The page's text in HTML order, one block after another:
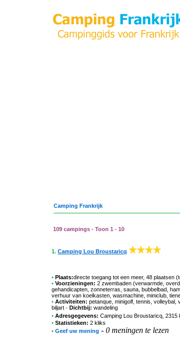
Camping Frankrijk
109 campings - Toon 1 - 10
1. Camping Lou Broustaricq
• Plaats:directe toegang tot een meer, 48 plaatsen
• Voorzieningen: 2 zwembaden (verwarmde,
gehandicapten, zonneterras, sauna, bubbelbad,
verhuur van koelkasten, wasmachine, miniclub,
• Activiteiten: petanque, minigolf, tennis,
biljart - Dichtbij: wandeling
• Adresgegevens: Camping Lou Broustaricq ,
• Statistieken: 2 kliks
• Geef uw mening - 0 meningen te lezen